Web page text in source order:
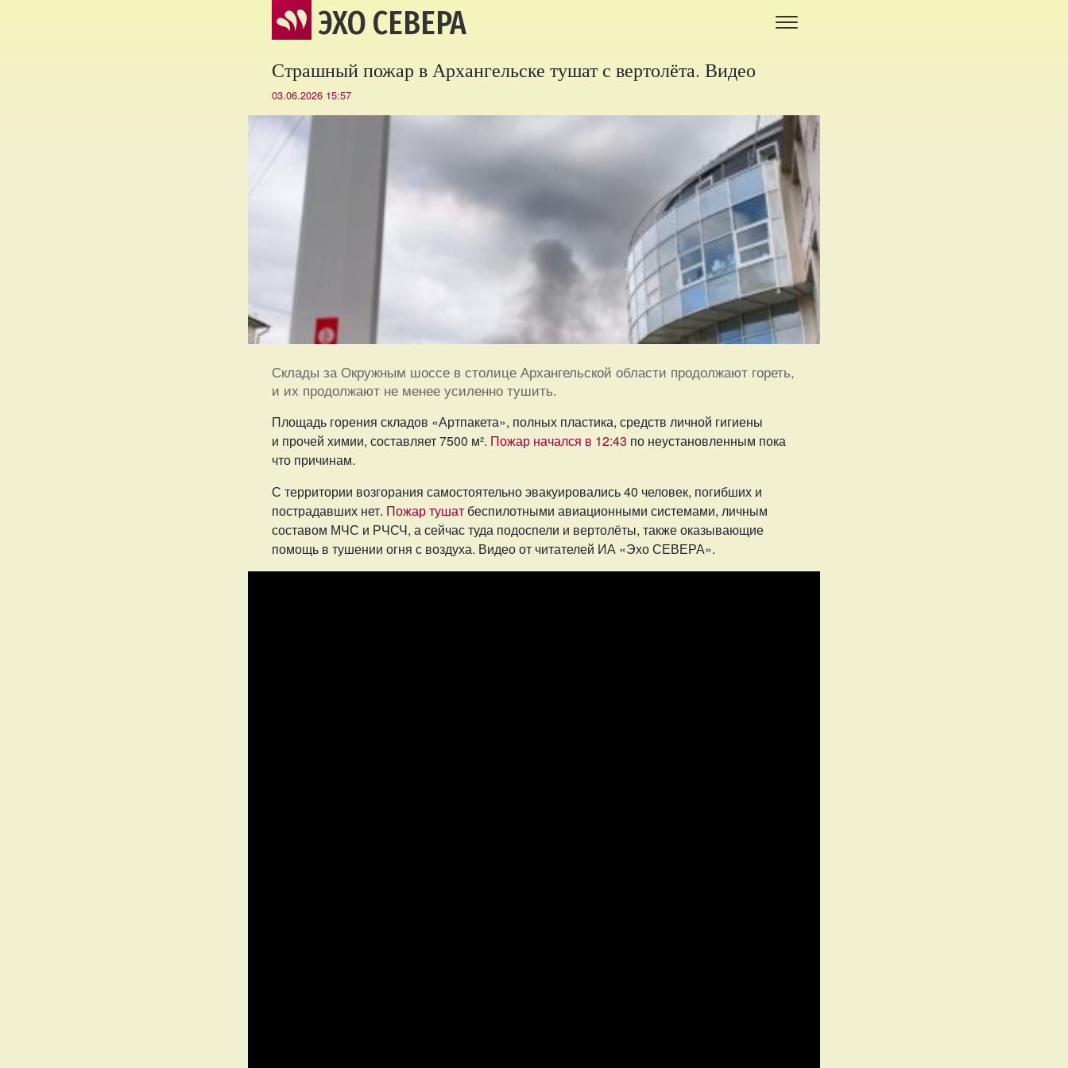
ЭХО СЕВЕРА
Страшный пожар в Архангельске тушат с вертолёта. Видео
03.06.2026 15:57
Склады за Окружным шоссе в столице Архангельской области продолжают гореть,
и их продолжают не менее усиленно тушить.
Площадь горения складов «Артпакета», полных пластика, средств личной гигиены
и прочей химии, составляет 7500 м². Пожар начался в 12:43 по неустановленным пока
что причинам.
С территории возгорания самостоятельно эвакуировались 40 человек, погибших и
пострадавших нет. Пожар тушат беспилотными авиационными системами, личным
составом МЧС и РЧСЧ, а сейчас туда подоспели и вертолёты, также оказывающие
помощь в тушении огня с воздуха. Видео от читателей ИА «Эхо СЕВЕРА».